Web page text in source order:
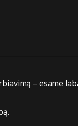
– esame